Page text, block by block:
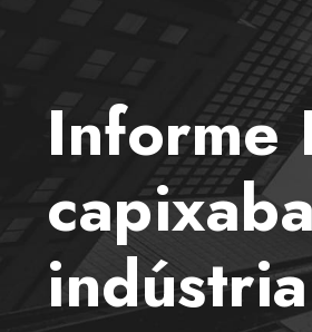
Informe
indústria